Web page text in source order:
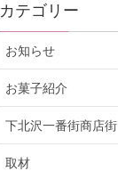
カテゴリー
お知らせ
お菓子紹介
下北沢一番街商店街
取材